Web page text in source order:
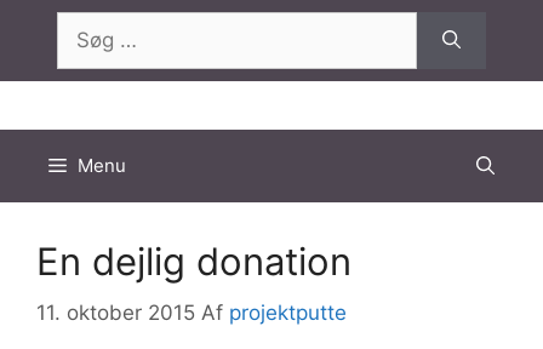
indhold
efter:
Menu
En dejlig donation
11. oktober 2015 Af projektputte